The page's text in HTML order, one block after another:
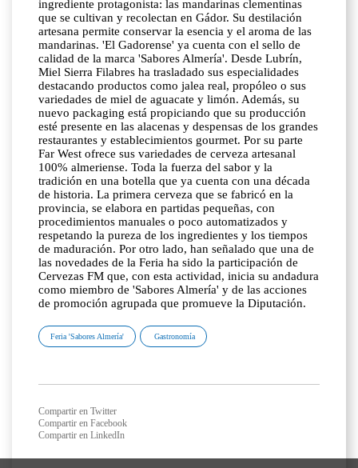
ingrediente protagonista: las mandarinas clementinas
que se cultivan y recolectan en Gádor. Su destilación
artesana permite conservar la esencia y el aroma de las
mandarinas. 'El Gadorense' ya cuenta con el sello de
calidad de la marca 'Sabores Almería'. Desde Lubrín,
Miel Sierra Filabres ha trasladado sus especialidades
destacando productos como jalea real, propóleo o sus
variedades de miel de aguacate y limón. Además, su
nuevo packaging está propiciando que su producción
esté presente en las alacenas y despensas de los grandes
restaurantes y establecimientos gourmet. Por su parte
Far West ofrece sus variedades de cerveza artesanal
100% almeriense. Toda la fuerza del sabor y la
tradición en una botella que ya cuenta con una década
de historia. La primera cerveza que se fabricó en la
provincia, se elabora en partidas pequeñas, con
procedimientos manuales o poco automatizados y
respetando la pureza de los ingredientes y los tiempos
de maduración. Por otro lado, han señalado que una de
las novedades de la Feria ha sido la participación de
Cervezas FM que, con esta actividad, inicia su andadura
como miembro de 'Sabores Almería' y de las acciones
de promoción agrupada que promueve la Diputación.
Feria 'Sabores Almería' Gastronomía
Compartir en Twitter
Compartir en Facebook
Compartir en LinkedIn